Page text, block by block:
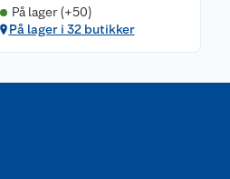
På lager (+50)
På lager i 32 butikker